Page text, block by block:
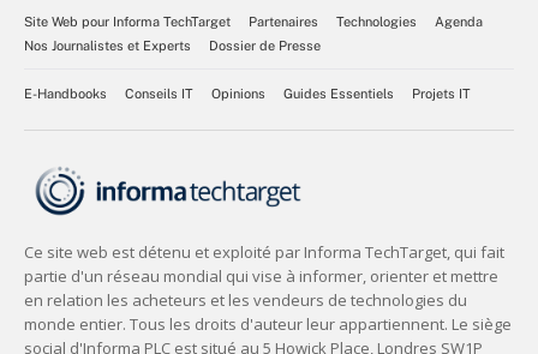
Site Web pour Informa TechTarget Partenaires Technologies
Agenda
Nos Journalistes et Experts
Dossier de Presse
E-Handbooks Conseils IT Opinions Guides Essentiels Projets IT